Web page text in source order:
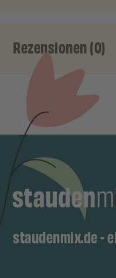
Rezensionen (0)
staudenmix.de -